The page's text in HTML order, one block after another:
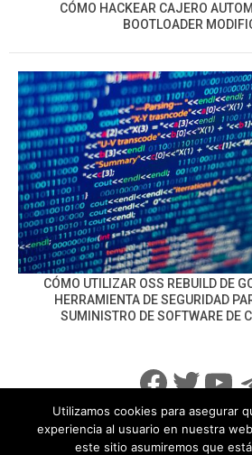
CÓMO HACKEAR CAJERO
BOOTLOADER
CÓMO UTILIZAR OSS REBUILD DE
HERRAMIENTA DE SEGURIDAD
SUMINISTRO DE SOFTWARE DE
info@noticiasseguridad.com
Utilizamos cookies para asegurar
experiencia al usuario en nuestra
este sitio asumiremos que